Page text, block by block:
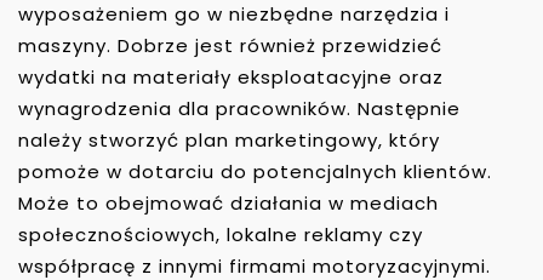
wyposażeniem go w niezbędne narzędzia i
maszyny. Dobrze jest również przewidzieć
wydatki na materiały eksploatacyjne oraz
wynagrodzenia dla pracowników. Następnie
należy stworzyć plan marketingowy, który
pomoże w dotarciu do potencjalnych klientów.
Może to obejmować działania w mediach
społecznościowych, lokalne reklamy czy
współpracę z innymi firmami motoryzacyjnymi.